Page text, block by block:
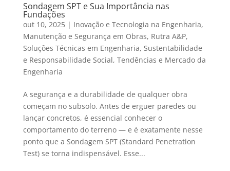
Sondagem SPT e Sua Importância nas
Fundações
out 10, 2025| Inovação e Tecnologia na Engenharia,
Manutenção e Segurança em Obras, Rutra A&P,
Soluções Técnicas em Engenharia, Sustentabilidade
e Responsabilidade Social, Tendências e Mercado da
Engenharia
A segurança e a durabilidade de qualquer obra
começam no subsolo. Antes de erguer paredes ou
lançar concretos, é essencial conhecer o
comportamento do terreno — e é exatamente nesse
ponto que a Sondagem SPT (Standard Penetration
Test) se torna indispensável. Esse...